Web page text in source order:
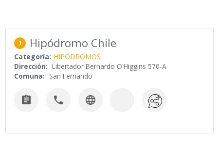
1 Hipódromo Chile
Categoría: HIPODROMOS
Dirección: Libertador Bernardo O'Higgins 570-A
Comuna: San Fernando
  